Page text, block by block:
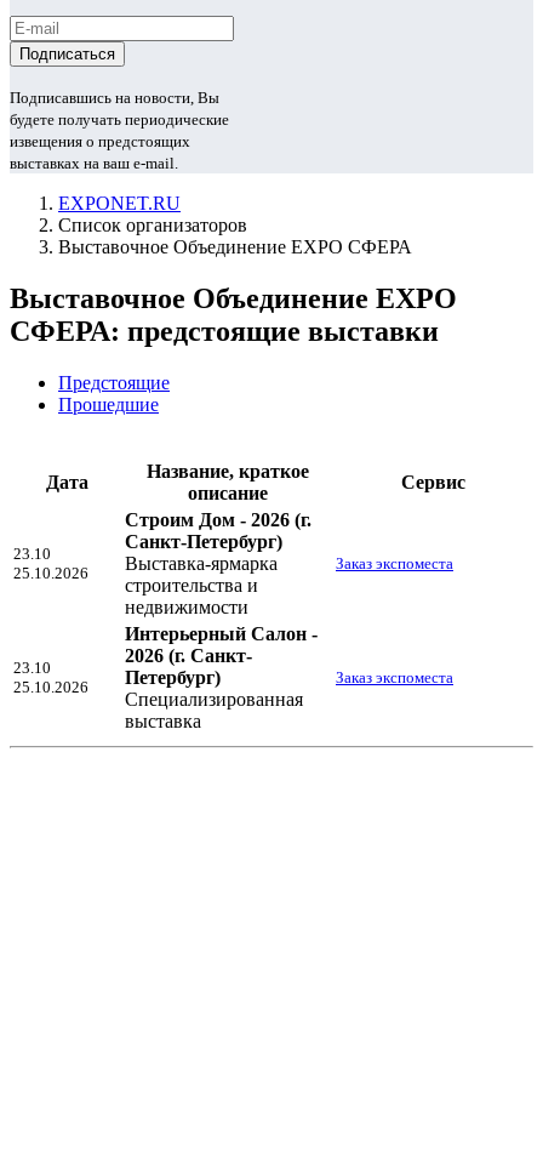
Подписавшись на новости, Вы
будете получать периодические
извещения о предстоящих
выставках на ваш e-mail.
EXPONET.RU
Список организаторов
Выставочное Объединение EXPO СФЕРА
Выставочное Объединение EXPO
СФЕРА: предстоящие выставки
Предстоящие
Прошедшие
Дата
Название, краткое
описание
Сервис
23.10
25.10.2026
Строим Дом - 2026 (г.
Санкт-Петербург)
Выставка-ярмарка
строительства и
недвижимости
Заказ экспоместа
23.10
25.10.2026
Интерьерный Салон -
2026 (г. Санкт-
Петербург)
Специализированная
выставка
Заказ экспоместа